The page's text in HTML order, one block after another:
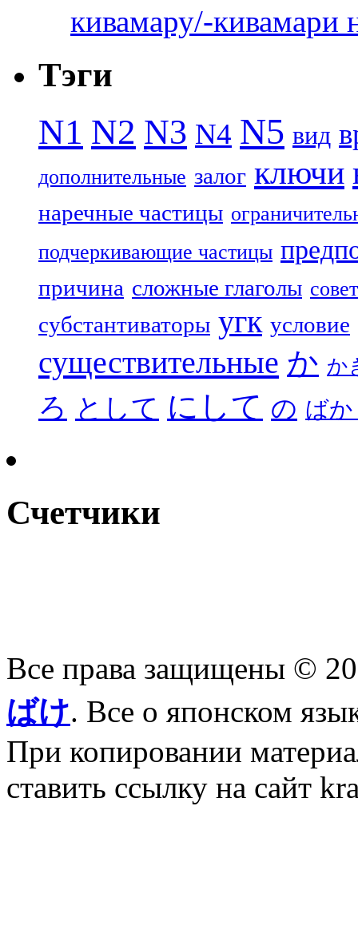
кивамару/-кивамари
Тэги
N1 N2 N3 N4 N5 вид
дополнительные залог ключи
наречные частицы
подчеркивающие частицы
причина сложные глаголы совет
субстантиваторы угк условие
существительные か か
ろ として にして の ば
Счетчики
Все права защищены ©
ばけ. Все о японском
При копировании
ставить ссылку на сайт